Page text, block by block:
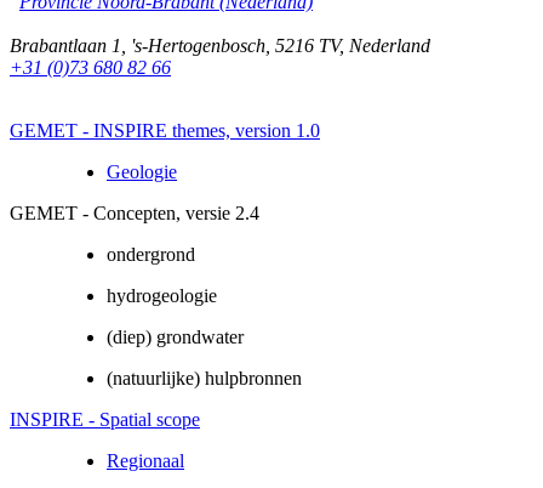
Brabantlaan 1 's-Hertogenbosch 5216 TV, Nederland
+31 (0)73 680 82 66
GEMET - INSPIRE themes, version 1.0
Geologie
GEMET - Concepten, versie 2.4
ondergrond
hydrogeologie
(diep) grondwater
(natuurlijke) hulpbronnen
INSPIRE - Spatial scope
Regionaal